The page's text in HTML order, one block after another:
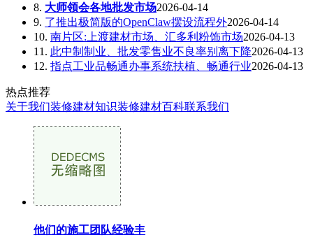
8. 大师领会各地批发市场2026-04-14
9. 了推出极简版的OpenClaw摆设流程外2026-04-14
10. 南片区:上渡建材市场、汇多利粉饰市场2026-04-13
11. 此中制制业、批发零售业不良率别离下降2026-04-13
12. 指点工业品畅通办事系统扶植、畅通行业2026-04-13
热点推荐
关于我们装修建材知识装修建材百科联系我们
他们的施工团队经验丰